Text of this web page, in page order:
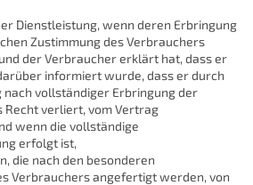
Dienstleistung, wenn deren Erbringung
Zustimmung des Verbrauchers
der Verbraucher erklärt hat, dass er
informiert wurde, dass er durch
nach vollständiger Erbringung der
Recht verliert, vom Vertrag
wenn die vollständige
erfolgt ist,
die nach den besonderen
Verbrauchers angefertigt werden, von